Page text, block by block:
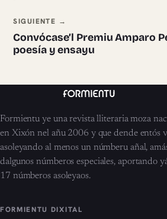
SIGUIENTE →
Convócase’l Premiu Amparo
poesía y ensayu
Formientu ye una revista lliteraria moza
en Xixón nel añu 2006 y que dende entós
asoleyando al menos un númberu añal,
dalgunos númberos especiales, aportando
17 númberos asoleyaos.
FORMIENTU DIXITAL